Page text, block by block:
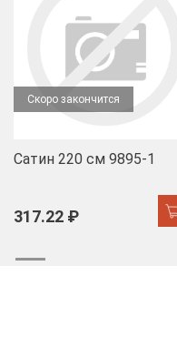
Скоро закончится
Сатин 220 см 9895-1
317.22 ₽